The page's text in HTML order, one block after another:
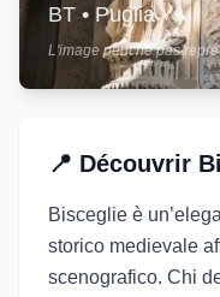
BT • Puglia
L'image peut ne pas
📍 Découvrir
Bisceglie è
storico medievale
scenografico. Chi